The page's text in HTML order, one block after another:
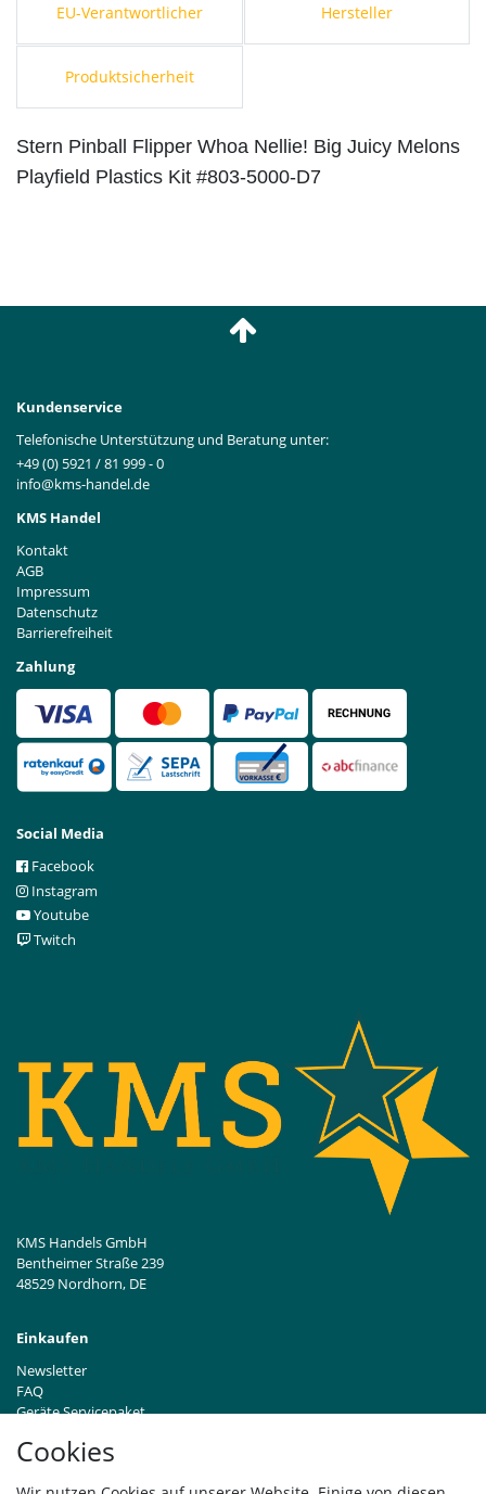
Cookies
EU-Verantwortlicher Hersteller
Produktsicherheit
Stern Pinball Flipper Whoa Nellie! Big Juicy Melons
Playfield Plastics Kit #803-5000-D7
Kundenservice
Telefonische Unterstützung und Beratung unter:
+49 (0) 5921 / 81 999 - 0
info@kms-handel.de
KMS Handel
Kontakt
AGB
Impressum
Datenschutz
Barrierefreiheit
Zahlung
Social Media
Facebook
Instagram
Youtube
Twitch
KMS Handels GmbH
Bentheimer Straße 239
48529 Nordhorn, DE
Einkaufen
Newsletter
FAQ
Geräte Servicepaket
Händleranfragen B2B